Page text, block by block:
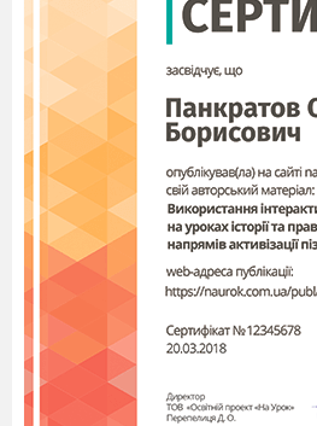
чарівна пташка – Осінь. Але
ніхто її не бачив такою, і не
Одна надія на вас любі друзі.
ласка. Чекаю, сподіваюсь на
Ваша Осінь»
Оце так пригода –
взялись до роботи.
3. Практична робота.
матеріалу
Давайте і ми допоможемо їм
пташку Осінь.
У роботі вам допоможуть такі
виконання зображення